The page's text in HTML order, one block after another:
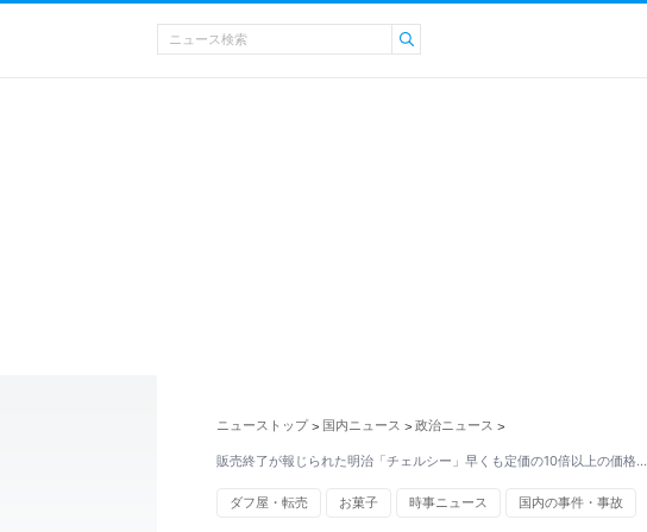
ニューストップ > 国内ニュース > 政治ニュース >
販売終了が報じられた明治「チェルシー」早くも定価の10倍以上の価格…
ダフ屋・転売 お菓子 時事ニュース 国内の事件・事故